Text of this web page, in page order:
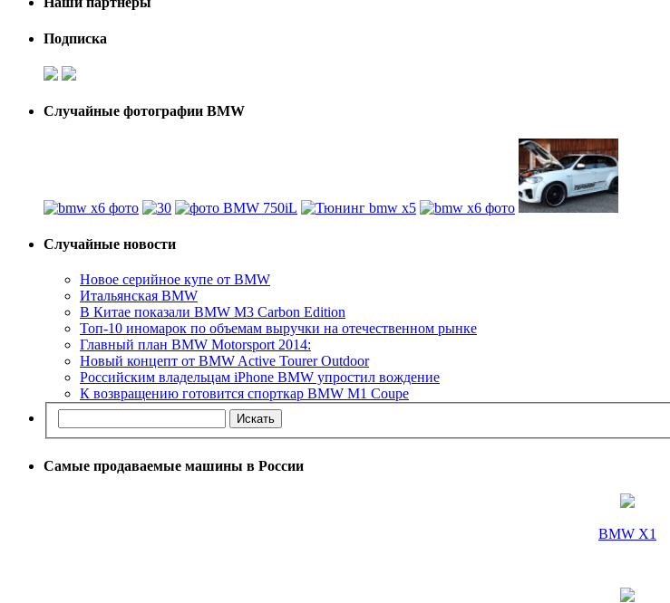
Подписка
Случайные фотографии BMW
Случайные новости
Новое серийное купе от BMW
Итальянская BMW
В Китае показали BMW M3 Carbon Edition
Топ-10 иномарок по объемам выручки на отечественном рынке
Главный план BMW Motorsport 2014:
Новый концепт от BMW Active Tourer Outdoor
Российским владельцам iPhone BMW упростил вождение
К возвращению готовится спорткар BMW M1 Coupe
Самые продаваемые машины в России
BMW X1